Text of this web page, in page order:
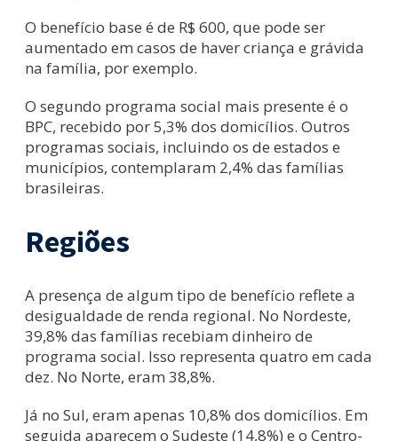
O benefício base é de R$ 600, que pode ser
aumentado em casos de haver criança e grávida
na família, por exemplo.
O segundo programa social mais presente é o
BPC, recebido por 5,3% dos domicílios. Outros
programas sociais, incluindo os de estados e
municípios, contemplaram 2,4% das famílias
brasileiras.
Regiões
A presença de algum tipo de benefício reflete a
desigualdade de renda regional. No Nordeste,
39,8% das famílias recebiam dinheiro de
programa social. Isso representa quatro em cada
dez. No Norte, eram 38,8%.
Já no Sul, eram apenas 10,8% dos domicílios. Em
seguida aparecem o Sudeste (14,8%) e o Centro-